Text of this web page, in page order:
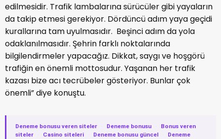
edilmesidir. Trafik lambalarına sürücüler gibi yayaların
da takip etmesi gerekiyor. Dördüncü adım yaya geçidi
kurallarına tam uyulmasıdır. Beşinci adım da yola
odaklanılmasıdır. Şehrin farklı noktalarında
bilgilendirmeler yapacağız. Dikkat, saygı ve hoşgörü
trafiğin en önemli mottosudur. Yaşanan her trafik
kazası bize acı tecrübeler gösteriyor. Bunlar çok
önemli” diye konuştu.
Deneme bonusu veren siteler · Deneme bonusu ·
Bonus veren
siteler
· Casino siteleri · Deneme bonusu güncel ·
Deneme